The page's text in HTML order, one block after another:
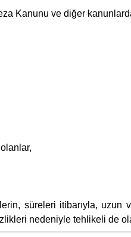
Kanunu ve diğer
süreleri itibarıyla,
nedeniyle tehlikeli de